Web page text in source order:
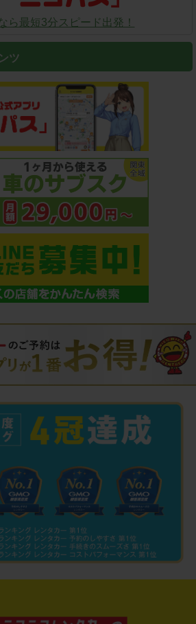
ら最短3分スピード出発！
ツ